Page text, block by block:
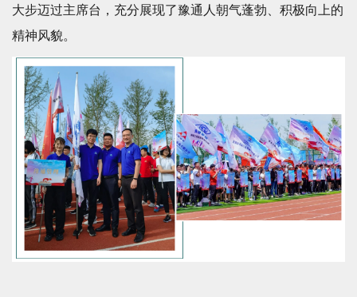
大步迈过主席台， 充分展现了豫通人朝气蓬勃、积极向上的
精神风貌。